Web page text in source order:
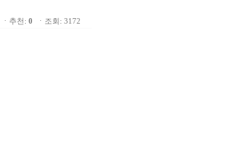
ㆍ추천: 0 ㆍ조회: 3172